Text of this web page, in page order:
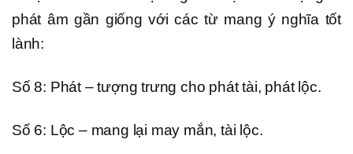
phát âm gần giống với các từ mang ý nghĩa tốt
lành:
Số 8: Phát – tượng trưng cho phát tài, phát lộc.
Số 6: Lộc – mang lại may mắn, tài lộc.